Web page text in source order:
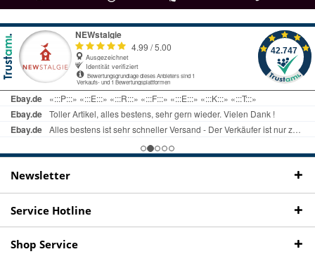
ab € 69 Bestellwert seit 98 Jahren Fachgeschäft + telefonisch erreichbar
09497 1511
Newsletter
Service Hotline
Shop Service